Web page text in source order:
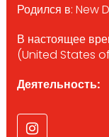
Родился в: New
В настоящее
(United States
Деятельность: